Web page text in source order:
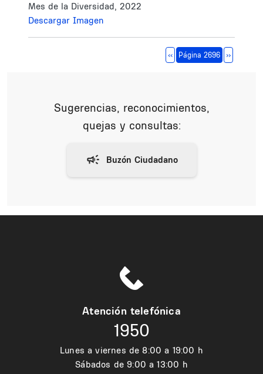
Mes de la Diversidad, 2022
Descargar Imagen
Página anterior
‹‹ Página 2696 Siguiente
››
Sugerencias, reconocimientos,
quejas y consultas:
Atención telefónica
1950
Lunes a viernes de 8:00 a 19:00 h
Sábados de 9:00 a 13:00 h